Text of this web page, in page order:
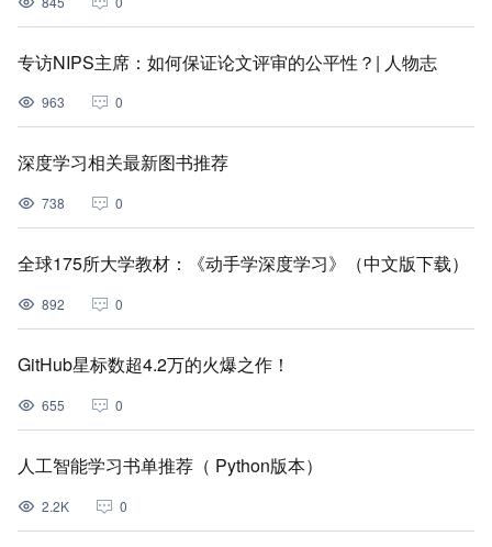
专访NIPS主席：如何保证论⽂评审的公平性？| 人物志
963 0
深度学习相关最新图书推荐
738 0
全球175所大学教材：《动手学深度学习》（中文版下载）
892 0
GitHub星标数超4.2万的火爆之作！
655 0
人工智能学习书单推荐（ Python版本）
2.2K 0